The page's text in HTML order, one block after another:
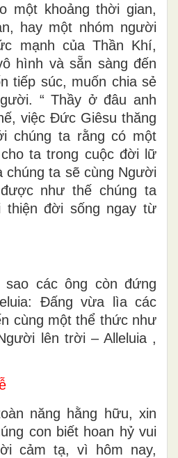
một khoảng thời gian,
hay một nhóm người
mạnh của Thần Khí,
hình và sẵn sàng đến
tiếp súc, muốn chia sẻ
“ Thầy ở đâu anh
việc Đức Giêsu thăng
chúng ta rằng có một
ta trong cuộc đời lữ
chúng ta sẽ cùng Người
như thế chúng ta
thiện đời sống ngay từ
sao các ông còn đứng
Đấng vừa lìa các
cùng một thể thức như
lên trời – Alleluia ,
năng hằng hữu, xin
con biết hoan hỷ vui
cảm tạ, vì hôm nay,